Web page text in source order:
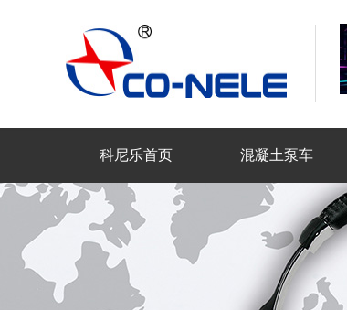
科尼乐首页 混凝土泵车